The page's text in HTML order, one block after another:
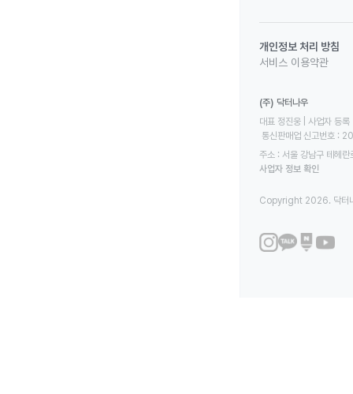
개인정보 처리 방침
서비스 이용약관
(주) 닥터나우
대표 정진웅 | 사업자
통신판매업 신고번호
주소 : 서울 강남구 테헤
사업자 정보 확인
Copyright 2026. 닥터